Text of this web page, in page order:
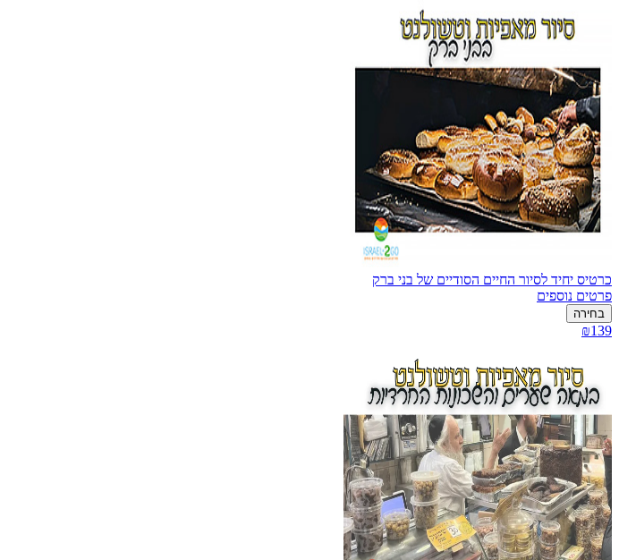
כרטיס יחיד לסיור החיים הסודיים של בני ברק
פרטים נוספים
בחירה
₪139